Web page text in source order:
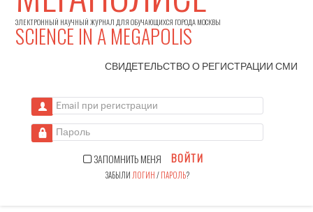
ЭЛЕКТРОННЫЙ НАУЧНЫЙ ЖУРНАЛ ДЛЯ ОБУЧАЮЩИХСЯ ГОРОДА МОСКВЫ
SCIENCE IN A MEGAPOLIS
СВИДЕТЕЛЬСТВО О РЕГИСТРАЦИИСМИ
Email при регистрации
Пароль
ЗАПОМНИТЬ МЕНЯ ВОЙТИ
ЗАБЫЛИ ЛОГИН/ПАРОЛЬ?